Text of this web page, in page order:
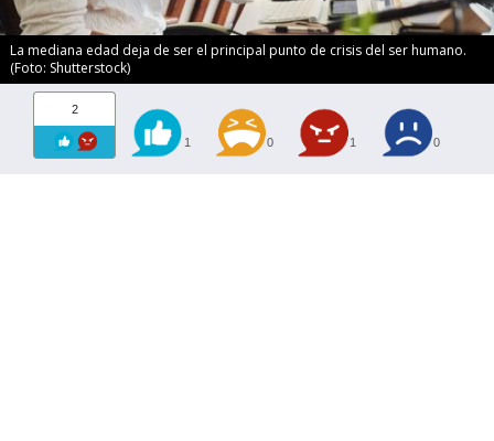
La mediana edad deja de ser el principal punto de crisis del ser humano.
(Foto: Shutterstock)
2
1 0 1 0